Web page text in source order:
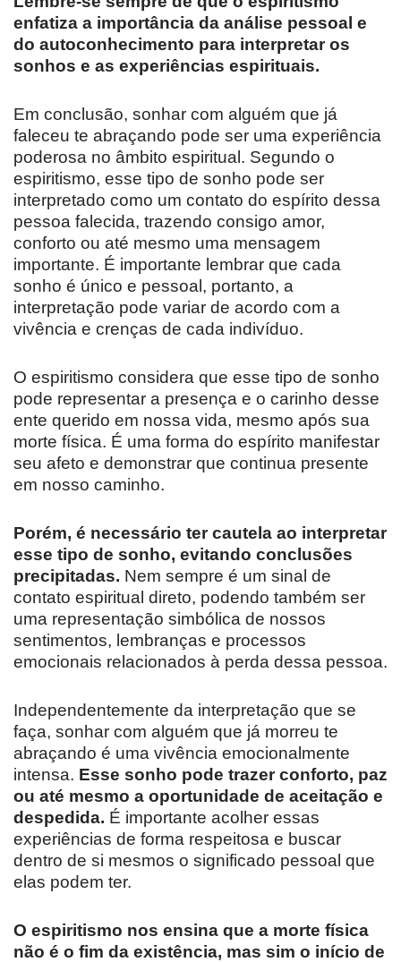
enfatiza a importância da análise pessoal e
do autoconhecimento para interpretar os
sonhos e as experiências espirituais.
Em conclusão, sonhar com alguém que já
faleceu te abraçando pode ser uma experiência
poderosa no âmbito espiritual. Segundo o
espiritismo, esse tipo de sonho pode ser
interpretado como um contato do espírito dessa
pessoa falecida, trazendo consigo amor,
conforto ou até mesmo uma mensagem
importante. É importante lembrar que cada
sonho é único e pessoal, portanto, a
interpretação pode variar de acordo com a
vivência e crenças de cada indivíduo.
O espiritismo considera que esse tipo de sonho
pode representar a presença e o carinho desse
ente querido em nossa vida, mesmo após sua
morte física. É uma forma do espírito manifestar
seu afeto e demonstrar que continua presente
em nosso caminho.
Porém, é necessário ter cautela ao interpretar
esse tipo de sonho, evitando conclusões
precipitadas. Nem sempre é um sinal de
contato espiritual direto, podendo também ser
uma representação simbólica de nossos
sentimentos, lembranças e processos
emocionais relacionados à perda dessa pessoa.
Independentemente da interpretação que se
faça, sonhar com alguém que já morreu te
abraçando é uma vivência emocionalmente
intensa. Esse sonho pode trazer conforto, paz
ou até mesmo a oportunidade de aceitação e
despedida. É importante acolher essas
experiências de forma respeitosa e buscar
dentro de si mesmos o significado pessoal que
elas podem ter.
O espiritismo nos ensina que a morte física
não é o fim da existência, mas sim o início de